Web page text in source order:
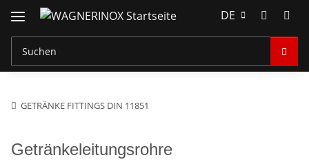
DE
GETRÄNKE FITTINGS DIN 11851
Getränkeleitungsrohre